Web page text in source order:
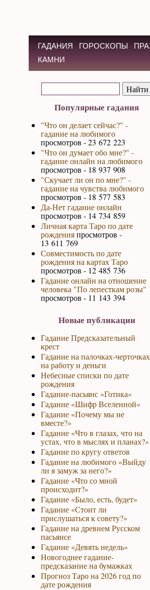
ГАДАНИЯ ГОРОСКОПЫ
КАМНИ
Популярные гадания
"Что он делает сейчас?" -
гадание на любимого
просмотров - 23 672 223
"Что он думает обо мне?" -
гадание онлайн на любимого
просмотров - 18 937 908
"Скучает ли он по мне?" -
гадание на чувства любимого
просмотров - 18 577 583
Да-Нет гадание онлайн
просмотров - 14 734 859
Личная карта Таро по дате
рожденияпросмотров -
13 611 769
Совместимость по дате
рождения на картах Таро
просмотров - 12 485 736
Гадание онлайн на отношение
человека "По лепесткам розы"
просмотров - 11 143 394
Новые публикации
Гадание Предсказательный
крест
Гадание на палочках-черточках
на работу и деньги
Небесные списки по дате
рождения
Гадание-пасьянс «Готика»
Гадание «Шифр Вселенной»
Гадание «Почему мы не
вместе?»
Гадание «Что в глазах, что на
устах, что в мыслях и планах?»
Гадание по кругу ответов
Гадание на любимого «Выйду
ли я замуж за него?»
Гадание «Что со мной
происходит?»
Гадание «Было, есть, будет»
Гадание «Стоит ли
прислушаться к совету?»
Гадание на древнем Русском
пасьянсе
Гадание «Девять недель»
Новогоднее гадание-
предсказание на бумажках
Прогноз Таро на 2026 год по
дате рождения